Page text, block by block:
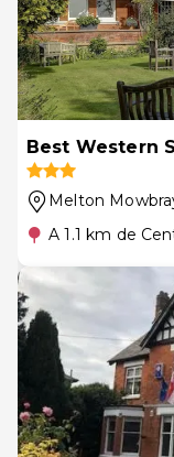
Best Western
Melton
A 1.1 km de